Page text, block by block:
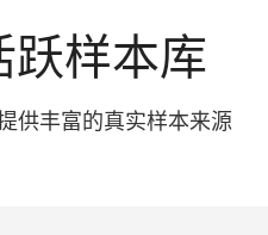
样本库
供丰富的真实样本来源